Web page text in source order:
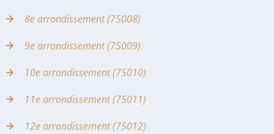
8e arrondissement (75008)
9e arrondissement (75009)
10e arrondissement (75010)
11e arrondissement (75011)
12e arrondissement (75012)